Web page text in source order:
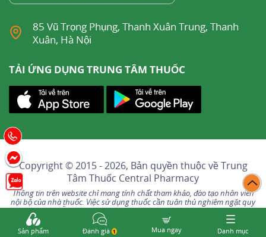
85 Vũ Trọng Phụng, Thanh Xuân Trung, Thanh
Xuân, Hà Nội
TẢI ỨNG DỤNG TRUNG TÂM THUỐC
Copyright © 2015 - 2026, Bản quyền thuộc vềTrung
Tâm Thuốc Central Pharmacy
Thông tin trên website chỉ mang tính chất tham khảo, đào tạo nhân viên
nội bộ của nhà thuốc. Việc sử dụng thuốc cần tuân thủ nghiêm ngặt quy
định, hướng dẫn của bác sĩ, dược sĩ. Bệnh nhân tuyệt đối không tự ý sử
dụng thuốc khi không có hướng dẫn của nhân viên y tế
Sản phẩm Đánh giá 1 Mua ngay Danh mục